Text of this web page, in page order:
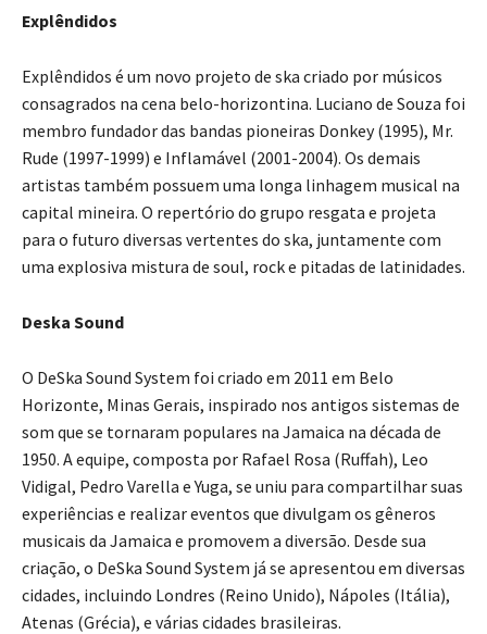
Explêndidos
Explêndidos é um novo projeto de ska criado por músicos
consagrados na cena belo-horizontina. Luciano de Souza foi
membro fundador das bandas pioneiras Donkey (1995), Mr.
Rude (1997-1999) e Inflamável (2001-2004). Os demais
artistas também possuem uma longa linhagem musical na
capital mineira. O repertório do grupo resgata e projeta
para o futuro diversas vertentes do ska, juntamente com
uma explosiva mistura de soul, rock e pitadas de latinidades.
Deska Sound
O DeSka Sound System foi criado em 2011 em Belo
Horizonte, Minas Gerais, inspirado nos antigos sistemas de
som que se tornaram populares na Jamaica na década de
1950. A equipe, composta por Rafael Rosa (Ruffah), Leo
Vidigal, Pedro Varella e Yuga, se uniu para compartilhar suas
experiências e realizar eventos que divulgam os gêneros
musicais da Jamaica e promovem a diversão. Desde sua
criação, o DeSka Sound System já se apresentou em diversas
cidades, incluindo Londres (Reino Unido), Nápoles (Itália),
Atenas (Grécia), e várias cidades brasileiras.